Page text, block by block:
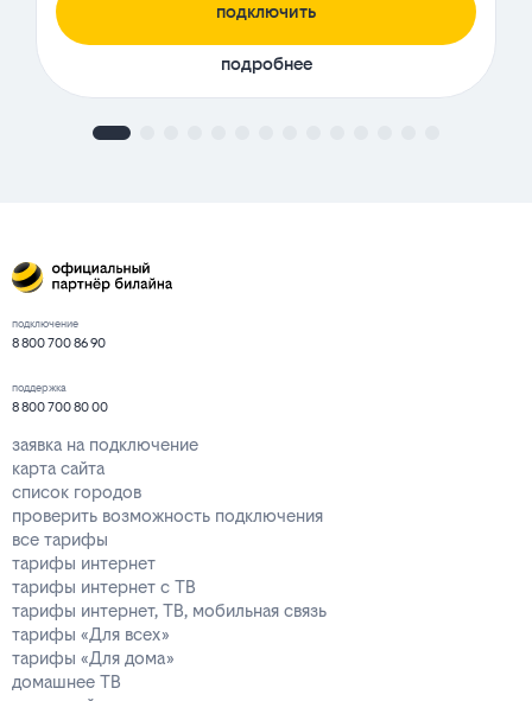
подключить
подробнее
подключение
8 800 700 86 90
поддержка
8 800 700 80 00
заявка на подключение
карта сайта
список городов
проверить возможность подключения
все тарифы
тарифы интернет
тарифы интернет с ТВ
тарифы интернет, ТВ, мобильная связь
тарифы «Для всех»
тарифы «Для дома»
домашнее ТВ